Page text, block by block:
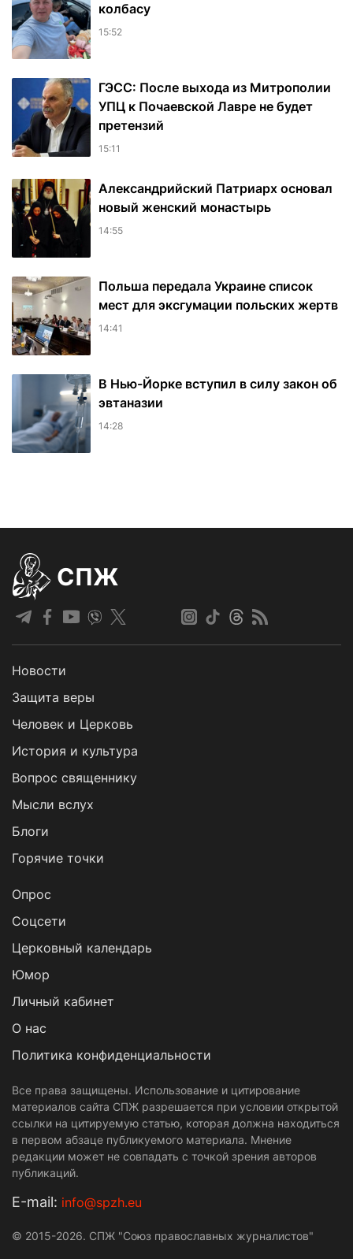
колбасу
15:52
ГЭСС: После выхода из Митрополии
УПЦ к Почаевской Лавре не будет
претензий
15:11
Александрийский Патриарх основал
новый женский монастырь
14:55
Польша передала Украине список
мест для эксгумации польских жертв
14:41
В Нью-Йорке вступил в силу закон об
эвтаназии
14:28
СПЖ
Новости
Защита веры
Человек и Церковь
История и культура
Вопрос священнику
Мысли вслух
Блоги
Горячие точки
Опрос
Cоцсети
Церковный календарь
Юмор
Личный кабинет
О нас
Политика конфиденциальности
Все права защищены. Использование и цитирование
материалов сайта СПЖ разрешается при условии открытой
ссылки на цитируемую статью, которая должна находиться
в первом абзаце публикуемого материала. Мнение
редакции может не совпадать с точкой зрения авторов
публикаций.
Е-mail: info@spzh.eu
© 2015-2026. СПЖ "Союз православных журналистов"